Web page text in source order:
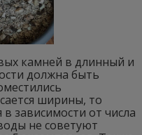
камней в длинный и
должна быть
ширины, то
зависимости от числа
не советуют